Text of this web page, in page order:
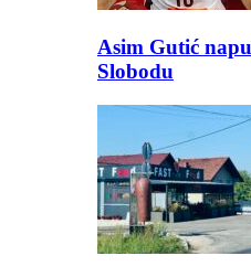
Asim Gutić
Slobodu